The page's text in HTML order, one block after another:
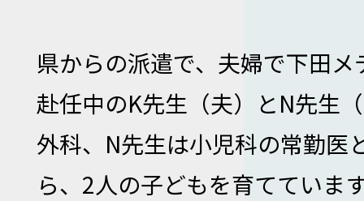
県からの派遣で、夫婦で下田
赴任中のK先生（夫）とN先生
外科、N先生は小児科の常勤医
ら、2人の子どもを育てていま